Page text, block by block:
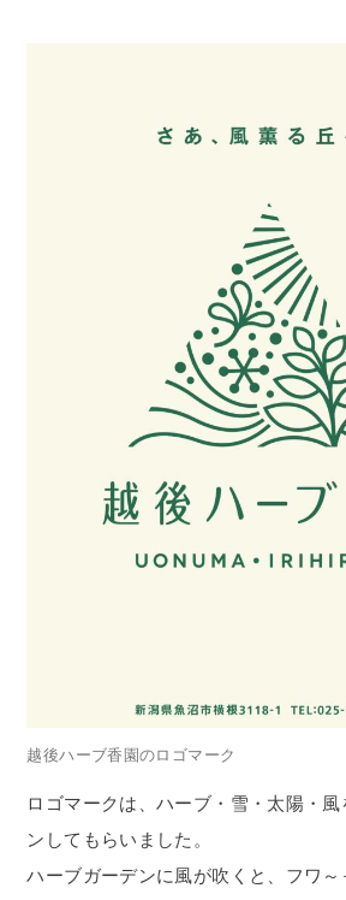
越後ハーブ香園のロゴマーク
ロゴマークは、ハーブ・雪・太陽・
ンしてもらいました。
ハーブガーデンに風が吹くと、フワ